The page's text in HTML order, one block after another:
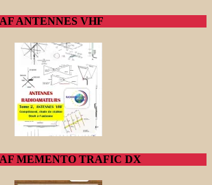
ANTENNES VHF
MEMENTO TRAFIC DX